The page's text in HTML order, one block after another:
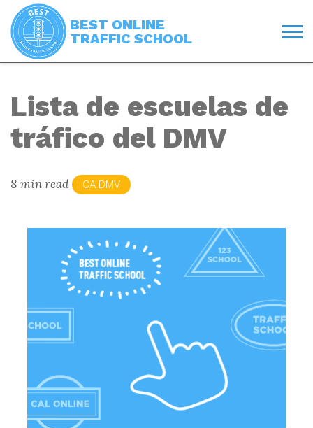
BEST ONLINE
TRAFFIC SCHOOL
Lista de escuelas de
tráfico del DMV
8 min read CA DMV